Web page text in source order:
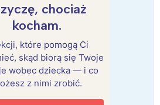
chociaż
kocham.
które pomogą Ci
skąd biorą się Twoje
wobec dziecka — i co
z nimi zrobić.